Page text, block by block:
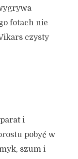
fotach nie
czysty
i
pobyć w
szum i